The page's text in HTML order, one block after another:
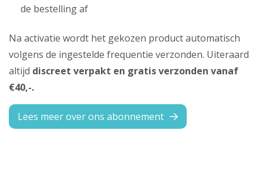
de bestelling af
Na activatie wordt het gekozen product automatisch
volgens de ingestelde frequentie verzonden. Uiteraard
altijd discreet verpakt en gratis verzonden vanaf
€40,-.
Lees meer over ons abonnement